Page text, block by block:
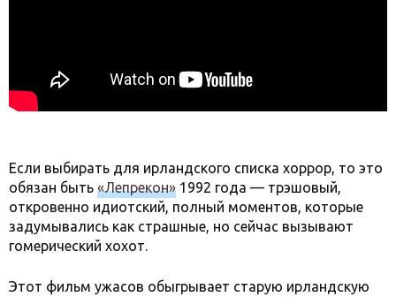
Если выбирать для ирландского списка хоррор, то это
обязан быть «Лепрекон» 1992 года — трэшовый,
откровенно идиотский, полный моментов, которые
задумывались как страшные, но сейчас вызывают
гомерический хохот.
Этот фильм ужасов обыгрывает старую ирландскую